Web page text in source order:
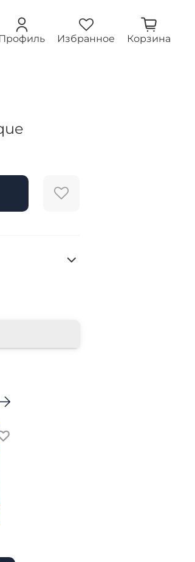
Профиль Избранное Корзина